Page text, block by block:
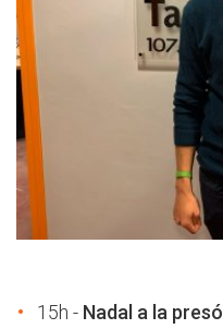
15h - Nadal a la presó